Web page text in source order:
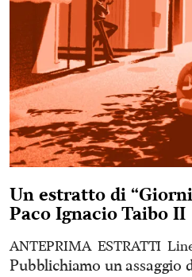
Un estratto di
Paco Ignacio Taibo II
ANTEPRIMA ESTRATTI
Pubblichiamo un